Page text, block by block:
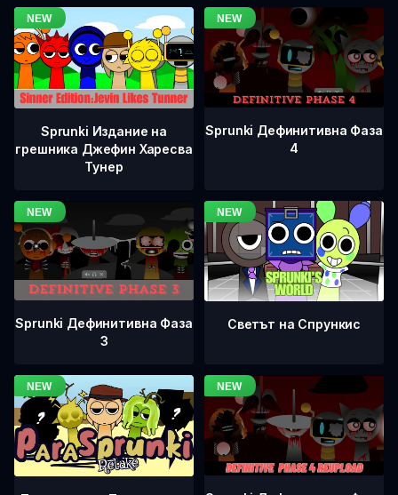
Sprunki Издание на
грешника Джефин Харесва
Тунер
Sprunki Дефинитивна Фаза
4
Sprunki Дефинитивна Фаза
3
Светът на Спрункис